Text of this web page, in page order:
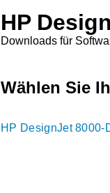
HP
Downloads für
Wählen Sie
HP DesignJet 8000-